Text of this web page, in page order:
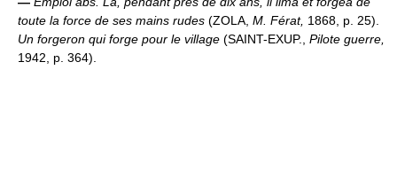
toute la force de ses mains rudes (ZOLA, M. Férat, 1868, p. 25).
Un forgeron qui forge pour le village (SAINT-EXUP., Pilote guerre,
1942, p. 364).